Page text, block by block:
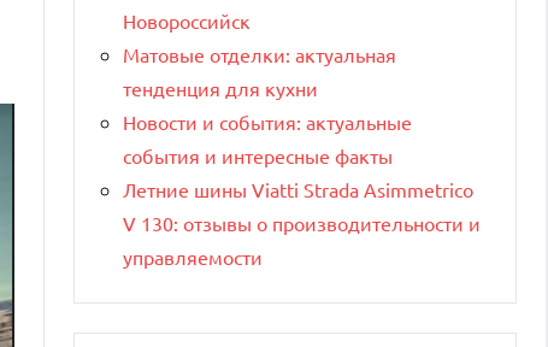
Новороссийск
Матовые отделки: актуальная
тенденция для кухни
Новости и события: актуальные
события и интересные факты
Летние шины Viatti Strada Asimmetrico
V 130: отзывы о производительности и
управляемости